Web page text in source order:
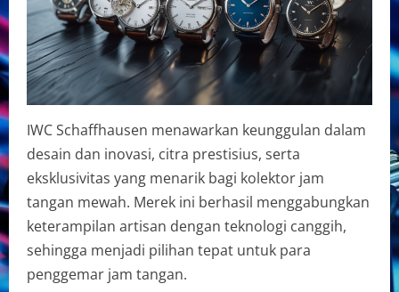
IWC Schaffhausen menawarkan keunggulan dalam
desain dan inovasi, citra prestisius, serta
eksklusivitas yang menarik bagi kolektor jam
tangan mewah. Merek ini berhasil menggabungkan
keterampilan artisan dengan teknologi canggih,
sehingga menjadi pilihan tepat untuk para
penggemar jam tangan.